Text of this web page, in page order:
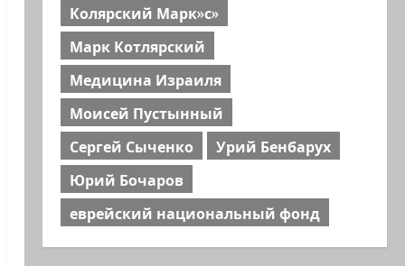
Колярский Марк»с»
Марк Котлярский
Медицина Израиля
Моисей Пустынный
Сергей Сыченко
Урий Бенбарух
Юрий Бочаров
еврейский национальный фонд